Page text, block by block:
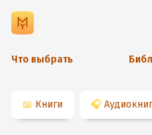
Что выбрать
📖 Книги 🎧